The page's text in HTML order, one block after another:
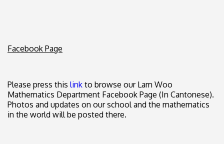
Facebook Page
Please press this link to browse our Lam Woo
Mathematics Department Facebook Page (In Cantonese).
Photos and updates on our school and the mathematics
in the world will be posted there.